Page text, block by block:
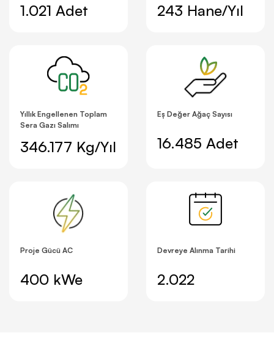
1.021 Adet 243 Hane/Yıl
Yıllık Engellenen Toplam
Sera Gazı Salımı
346.177 Kg/Yıl
Eş Değer Ağaç Sayısı
16.485 Adet
Proje Gücü AC
400 kWe
Devreye Alınma Tarihi
2.022